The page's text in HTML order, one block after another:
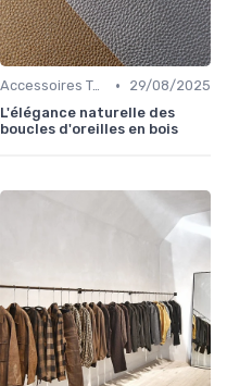
Accessoires Tendance •
29/08/2025
L'élégance naturelle des
boucles d'oreilles en bois